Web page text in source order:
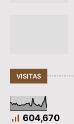
VISITAS
604,670